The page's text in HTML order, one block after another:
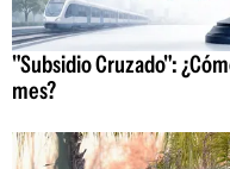
"Subsidio Cruzado":
mes?